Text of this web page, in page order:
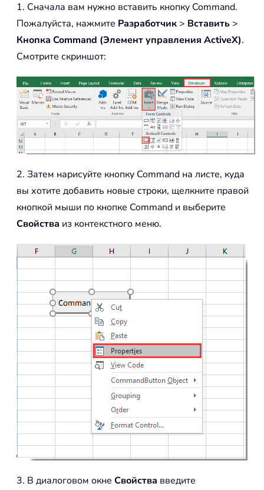
1. Сначала вам нужно вставить кнопку Command.
Пожалуйста, нажмите Разработчик > Вставить >
Кнопка Command (Элемент управления ActiveX).
Смотрите скриншот:
2. Затем нарисуйте кнопку Command на листе, куда
вы хотите добавить новые строки, щелкните правой
кнопкой мыши по кнопке Command и выберите
Свойства из контекстного меню.
3. В диалоговом окне Свойства введите